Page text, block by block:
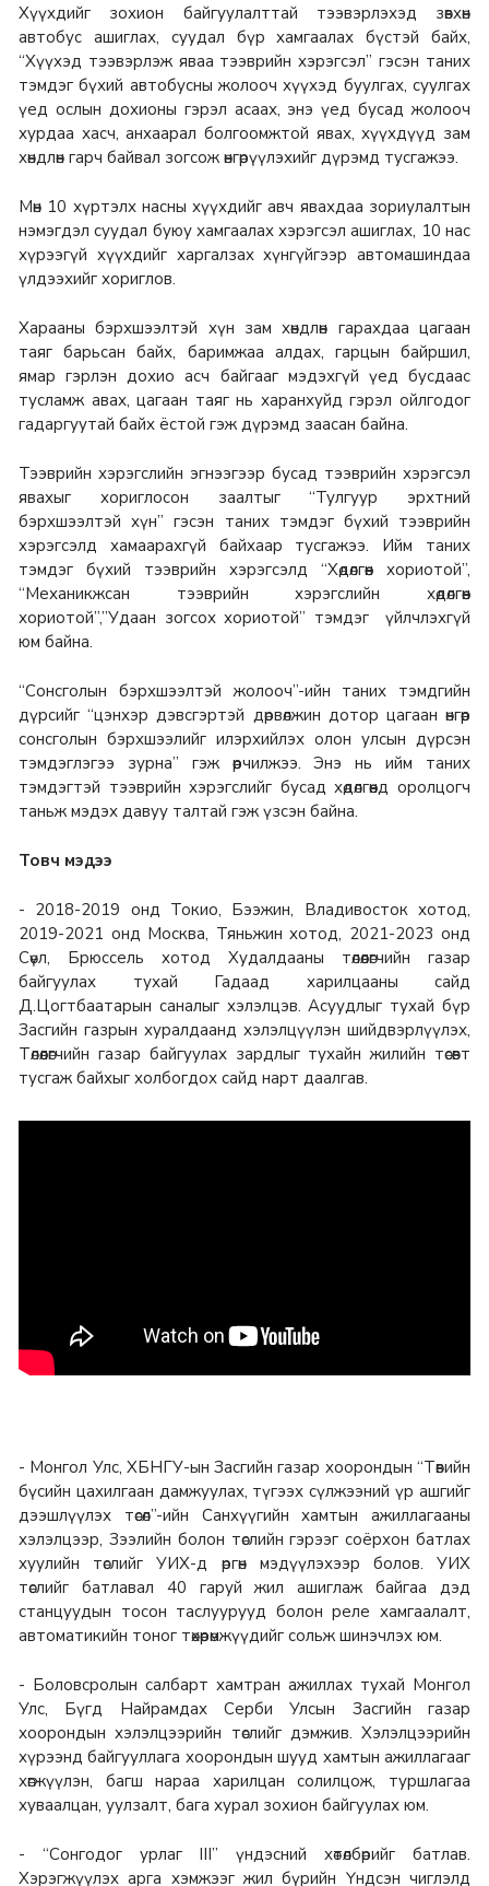
Хүүхдийг зохион байгуулалттай тээвэрлэхэд зөвхөн
автобус ашиглах, суудал бүр хамгаалах бүстэй байх,
“Хүүхэд тээвэрлэж яваа тээврийн хэрэгсэл” гэсэн таних
тэмдэг бүхий автобусны жолооч хүүхэд буулгах, суулгах
үед ослын дохионы гэрэл асаах, энэ үед бусад жолооч
хурдаа хасч, анхаарал болгоомжтой явах, хүүхдүүд зам
хөндлөн гарч байвал зогсож өнгөрүүлэхийг дүрэмд тусгажээ.
Мөн 10 хүртэлх насны хүүхдийг авч явахдаа зориулалтын
нэмэгдэл суудал буюу хамгаалах хэрэгсэл ашиглах, 10 нас
хүрээгүй хүүхдийг харгалзах хүнгүйгээр автомашиндаа
үлдээхийг хориглов.
Харааны бэрхшээлтэй хүн зам хөндлөн гарахдаа цагаан
таяг барьсан байх, баримжаа алдах, гарцын байршил,
ямар гэрлэн дохио асч байгааг мэдэхгүй үед бусдаас
тусламж авах, цагаан таяг нь харанхуйд гэрэл ойлгодог
гадаргуутай байх ёстой гэж дүрэмд заасан байна.
Тээврийн хэрэгслийн эгнээгээр бусад тээврийн хэрэгсэл
явахыг хориглосон заалтыг “Тулгуур эрхтний
бэрхшээлтэй хүн” гэсэн таних тэмдэг бүхий тээврийн
хэрэгсэлд хамаарахгүй байхаар тусгажээ. Ийм таних
тэмдэг бүхий тээврийн хэрэгсэлд “Хөдөлгөөн хориотой”,
“Механикжсан тээврийн хэрэгслийн хөдөлгөөн
хориотой”,”Удаан зогсох хориотой” тэмдэг үйлчлэхгүй
юм байна.
“Сонсголын бэрхшээлтэй жолооч”-ийн таних тэмдгийн
дүрсийг “цэнхэр дэвсгэртэй дөрвөлжин дотор цагаан өнгөөр
сонсголын бэрхшээлийг илэрхийлэх олон улсын дүрсэн
тэмдэглэгээ зурна” гэж өөрчилжээ. Энэ нь ийм таних
тэмдэгтэй тээврийн хэрэгслийг бусад хөдөлгөөнд оролцогч
таньж мэдэх давуу талтай гэж үзсэн байна.
Товч мэдээ
- 2018-2019 онд Токио, Бээжин, Владивосток хотод,
2019-2021 онд Москва, Тяньжин хотод, 2021-2023 онд
Сөүл, Брюссель хотод Худалдааны төлөөлөгчийн газар
байгуулах тухай Гадаад харилцааны сайд
Д.Цогтбаатарын саналыг хэлэлцэв. Асуудлыг тухай бүр
Засгийн газрын хуралдаанд хэлэлцүүлэн шийдвэрлүүлэх,
Төлөөлөгчийн газар байгуулах зардлыг тухайн жилийн төсөвт
тусгаж байхыг холбогдох сайд нарт даалгав.
- Монгол Улс, ХБНГУ-ын Засгийн газар хоорондын “Төвийн
бүсийн цахилгаан дамжуулах, түгээх сүлжээний үр ашгийг
дээшлүүлэх төсөл”-ийн Санхүүгийн хамтын ажиллагааны
хэлэлцээр, Зээлийн болон төслийн гэрээг соёрхон батлах
хуулийн төслийг УИХ-д өргөн мэдүүлэхээр болов. УИХ
төслийг батлавал 40 гаруй жил ашиглаж байгаа дэд
станцуудын тосон таслуурууд болон реле хамгаалалт,
автоматикийн тоног төхөөрөмжүүдийг сольж шинэчлэх юм.
- Боловсролын салбарт хамтран ажиллах тухай Монгол
Улс, Бүгд Найрамдах Серби Улсын Засгийн газар
хоорондын хэлэлцээрийн төслийг дэмжив. Хэлэлцээрийн
хүрээнд байгууллага хоорондын шууд хамтын ажиллагааг
хөгжүүлэн, багш нараа харилцан солилцож, туршлагаа
хуваалцан, уулзалт, бага хурал зохион байгуулах юм.
- “Сонгодог урлаг III” үндэсний хөтөлбөрийг батлав.
Хэрэгжүүлэх арга хэмжээг жил бүрийн Үндсэн чиглэлд